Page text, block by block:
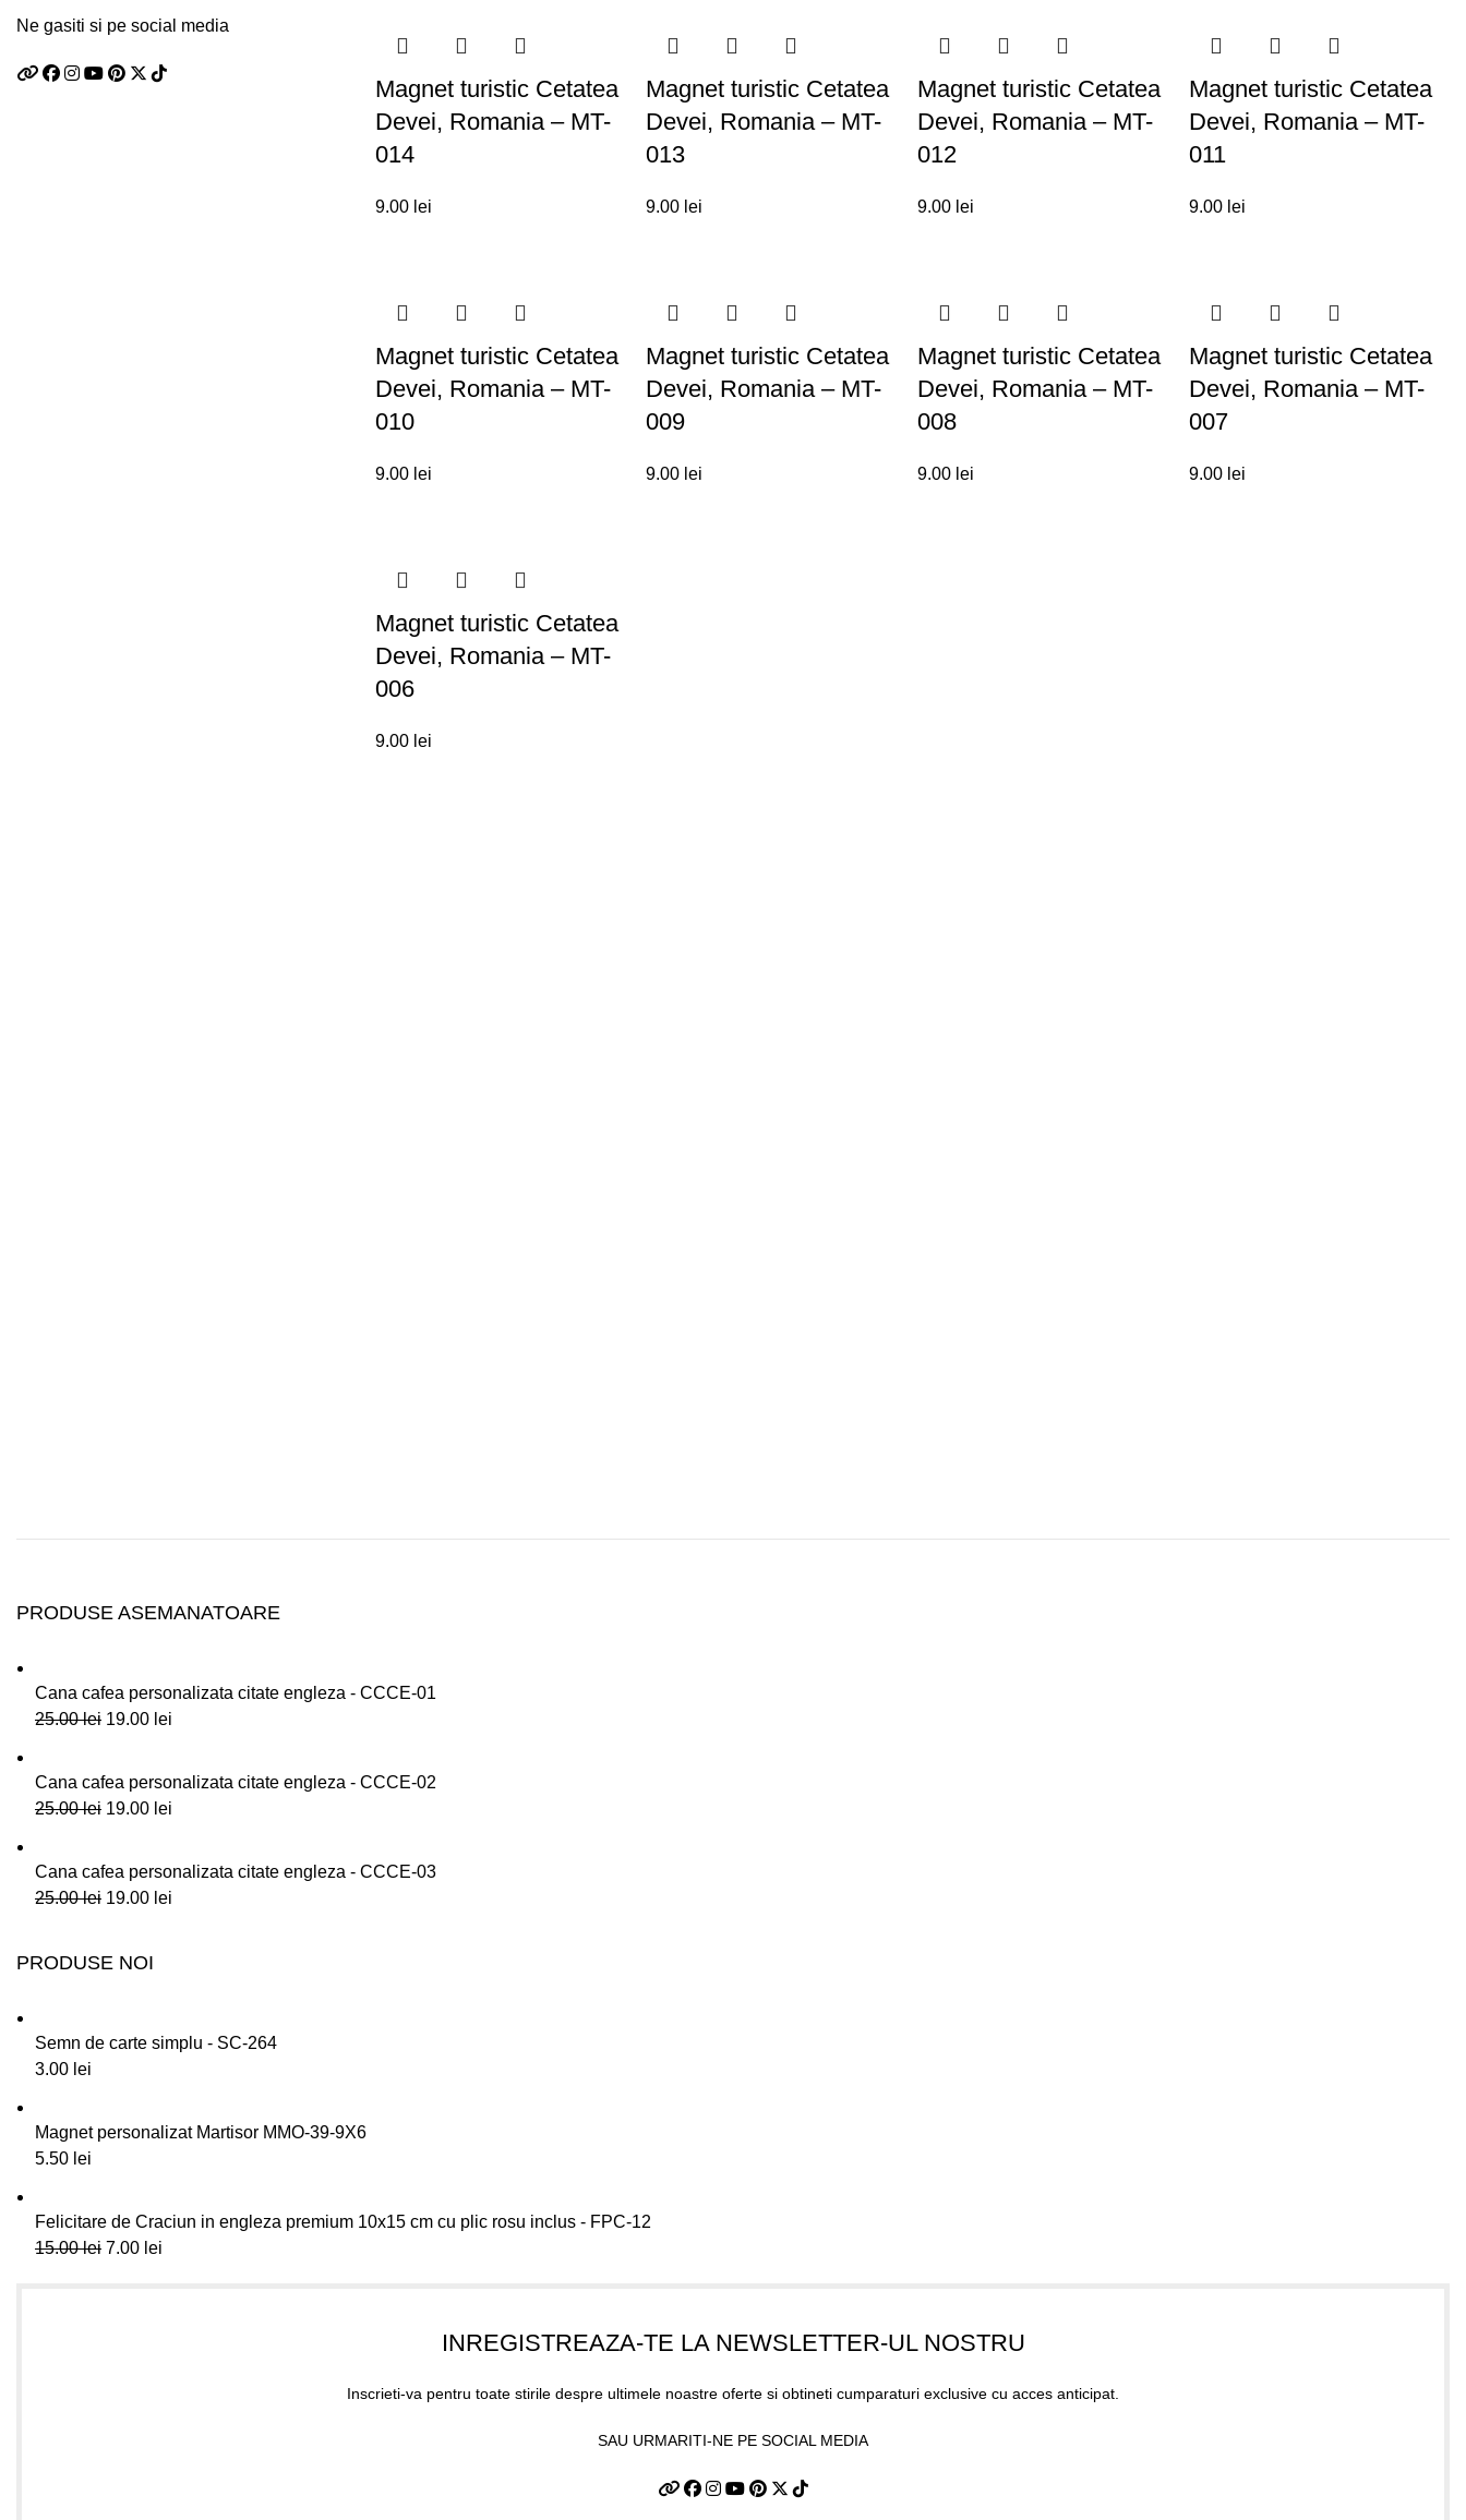
Ne gasiti si pe social media
Magnet turistic Cetatea
Devei, Romania – MT-
014
9.00 lei
Magnet turistic Cetatea
Devei, Romania – MT-
013
9.00 lei
Magnet turistic Cetatea
Devei, Romania – MT-
012
9.00 lei
Magnet turistic Cetatea
Devei, Romania – MT-
011
9.00 lei
Magnet turistic Cetatea
Devei, Romania – MT-
010
9.00 lei
Magnet turistic Cetatea
Devei, Romania – MT-
009
9.00 lei
Magnet turistic Cetatea
Devei, Romania – MT-
008
9.00 lei
Magnet turistic Cetatea
Devei, Romania – MT-
007
9.00 lei
Magnet turistic Cetatea
Devei, Romania – MT-
006
9.00 lei
PRODUSE ASEMANATOARE
Cana cafea personalizata citate engleza - CCCE-01
25.00lei 19.00 lei
Cana cafea personalizata citate engleza - CCCE-02
25.00lei 19.00 lei
Cana cafea personalizata citate engleza - CCCE-03
25.00lei 19.00 lei
PRODUSE NOI
Semn de carte simplu - SC-264
3.00 lei
Magnet personalizat Martisor MMO-39-9X6
5.50 lei
Felicitare de Craciun in engleza premium 10x15 cm cu plic rosu inclus - FPC-12
15.00lei 7.00 lei
INREGISTREAZA-TE LA NEWSLETTER-UL NOSTRU
Inscrieti-va pentru toate stirile despre ultimele noastre oferte si obtineti cumparaturi exclusive cu acces anticipat.
SAU URMARITI-NE PE SOCIAL MEDIA